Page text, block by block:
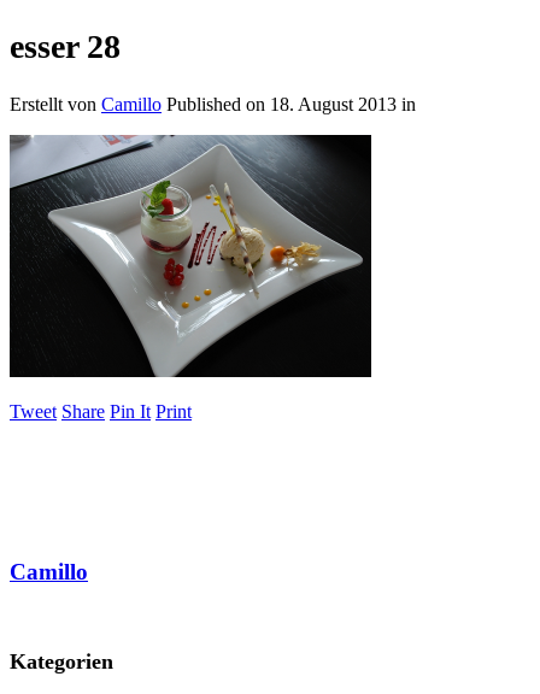
esser 28
Erstellt von Camillo Published on 18. August 2013 in
Tweet Share Pin It Print
Camillo
Kategorien